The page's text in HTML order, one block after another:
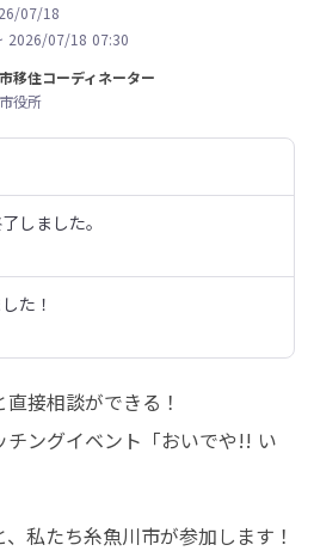
07/18
2026/07/18 07:30
移住コーディネーター
役所
しました。
た！
接相談ができる！
チングイベント「おいでや!! い
私たち糸魚川市が参加します！